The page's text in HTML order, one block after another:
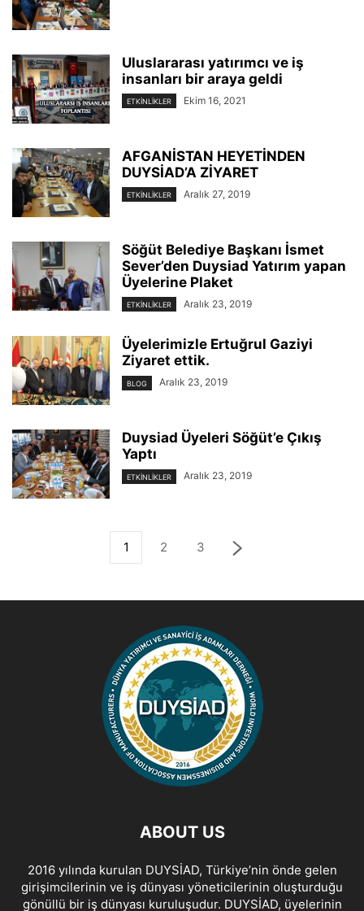
Uluslararası yatırımcı ve iş
insanları bir araya geldi
ETKINLIKLER Ekim 16, 2021
AFGANİSTAN HEYETİNDEN
DUYSİAD’A ZİYARET
ETKINLIKLER Aralık 27, 2019
Söğüt Belediye Başkanı İsmet
Sever’den Duysiad Yatırım yapan
Üyelerine Plaket
ETKINLIKLER Aralık 23, 2019
Üyelerimizle Ertuğrul Gaziyi
Ziyaret ettik.
BLOG Aralık 23, 2019
Duysiad Üyeleri Söğüt’e Çıkış
Yaptı
ETKINLIKLER Aralık 23, 2019
1 2 3
ABOUT US
2016 yılında kurulan DUYSİAD, Türkiye’nin önde gelen
girişimcilerinin ve iş dünyası yöneticilerinin oluşturduğu
gönüllü bir iş dünyası kuruluşudur. DUYSİAD, üyelerinin